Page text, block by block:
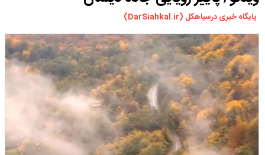
ورزشی
چندرسانه ای
مسیر گردشگری دیلمان
درباره ما
پایگاه خبری درسیاهکل (DarSiahkal.ir)